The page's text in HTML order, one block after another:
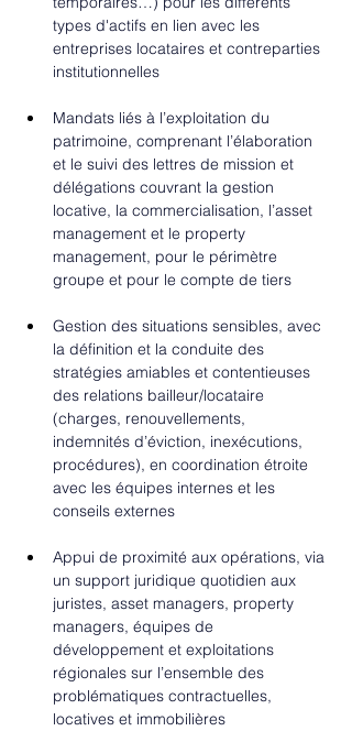
types d'actifs en lien avec les
entreprises locataires et contreparties
institutionnelles
Mandats liés à l’exploitation du
patrimoine, comprenant l’élaboration
et le suivi des lettres de mission et
délégations couvrant la gestion
locative, la commercialisation, l’asset
management et le property
management, pour le périmètre
groupe et pour le compte de tiers
Gestion des situations sensibles, avec
la définition et la conduite des
stratégies amiables et contentieuses
des relations bailleur/locataire
(charges, renouvellements,
indemnités d’éviction, inexécutions,
procédures), en coordination étroite
avec les équipes internes et les
conseils externes
Appui de proximité aux opérations, via
un support juridique quotidien aux
juristes, asset managers, property
managers, équipes de
développement et exploitations
régionales sur l’ensemble des
problématiques contractuelles,
locatives et immobilières